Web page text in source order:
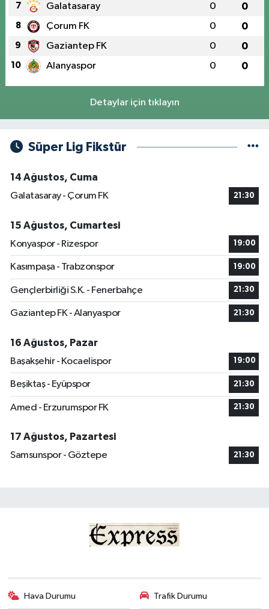
7 Galatasaray 0 0
8 Çorum FK 0 0
9 Gaziantep FK 0 0
10 Alanyaspor 0 0
Detaylar için tıklayın
Süper Lig Fikstür
14 Ağustos, Cuma
Galatasaray - Çorum FK
21:30
15 Ağustos, Cumartesi
Konyaspor - Rizespor
19:00
Kasımpaşa - Trabzonspor 19:00
Gençlerbirliği S.K. - Fenerbahçe 21:30
Gaziantep FK - Alanyaspor 21:30
16 Ağustos, Pazar
Başakşehir - Kocaelispor
19:00
Beşiktaş - Eyüpspor 21:30
Amed - Erzurumspor FK 21:30
17 Ağustos, Pazartesi
Samsunspor - Göztepe
21:30
Hava Durumu Trafik Durumu